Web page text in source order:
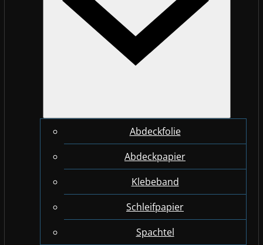
Abdeckfolie
Abdeckpapier
Klebeband
Schleifpapier
Spachtel